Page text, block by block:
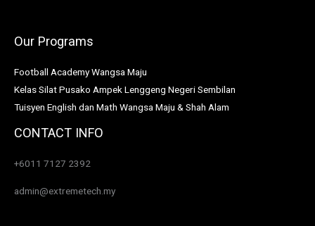
Our Programs
Football Academy Wangsa Maju
Kelas Silat Pusako Ampek Lenggeng Negeri Sembilan
Tuisyen English dan Math Wangsa Maju & Shah Alam
CONTACT INFO
+6011 7127 2392
admin@extremetech.my